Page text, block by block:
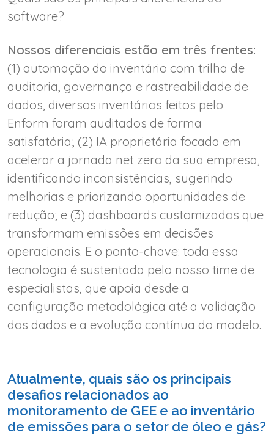
software?
Nossos diferenciais estão em três frentes:
(1) automação do inventário com trilha de
auditoria, governança e rastreabilidade de
dados, diversos inventários feitos pelo
Enform foram auditados de forma
satisfatória; (2) IA proprietária focada em
acelerar a jornada net zero da sua empresa,
identificando inconsistências, sugerindo
melhorias e priorizando oportunidades de
redução; e (3) dashboards customizados que
transformam emissões em decisões
operacionais. E o ponto-chave: toda essa
tecnologia é sustentada pelo nosso time de
especialistas, que apoia desde a
configuração metodológica até a validação
dos dados e a evolução contínua do modelo.
Atualmente, quais são os principais
desafios relacionados ao
monitoramento de GEE e ao inventário
de emissões para o setor de óleo e gás?